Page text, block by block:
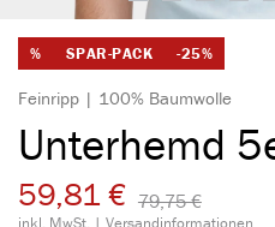
% SPAR-PACK -25%
Feinripp | 100% Baumwolle
Unterhemd
59,81 € 79,75 €​
inkl. MwSt. | Versandinformationen